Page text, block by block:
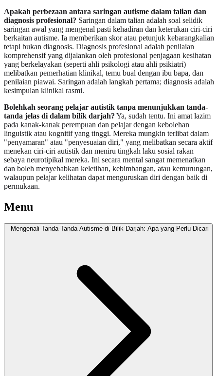
Apakah perbezaan antara saringan autisme dalam talian dan
diagnosis profesional? Saringan dalam talian adalah soal selidik
saringan awal yang mengenal pasti kehadiran dan keterukan ciri-ciri
berkaitan autisme. Ia memberikan skor atau petunjuk kebarangkalian
tetapi bukan diagnosis. Diagnosis profesional adalah penilaian
komprehensif yang dijalankan oleh profesional penjagaan kesihatan
yang berkelayakan (seperti ahli psikologi atau ahli psikiatri)
melibatkan pemerhatian klinikal, temu bual dengan ibu bapa, dan
penilaian piawai. Saringan adalah langkah pertama; diagnosis adalah
kesimpulan klinikal rasmi.
Bolehkah seorang pelajar autistik tanpa menunjukkan tanda-
tanda jelas di dalam bilik darjah? Ya, sudah tentu. Ini amat lazim
pada kanak-kanak perempuan dan pelajar dengan kebolehan
linguistik atau kognitif yang tinggi. Mereka mungkin terlibat dalam
"penyamaran" atau "penyesuaian diri," yang melibatkan secara aktif
menekan ciri-ciri autistik dan meniru tingkah laku sosial rakan
sebaya neurotipikal mereka. Ini secara mental sangat memenatkan
dan boleh menyebabkan keletihan, kebimbangan, atau kemurungan,
walaupun pelajar kelihatan dapat menguruskan diri dengan baik di
permukaan.
Menu
Mengenali Tanda-Tanda Autisme di Bilik Darjah: Apa yang Perlu Dicari